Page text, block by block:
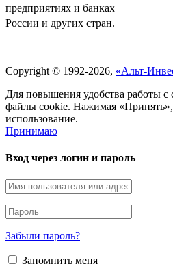
предприятиях и банках
России и других стран.
Copyright © 1992-2026, «Альт-
Для повышения удобства работы с
файлы cookie. Нажимая
использование.
Принимаю
Вход через логин и пароль
Забыли пароль?
Запомнить меня